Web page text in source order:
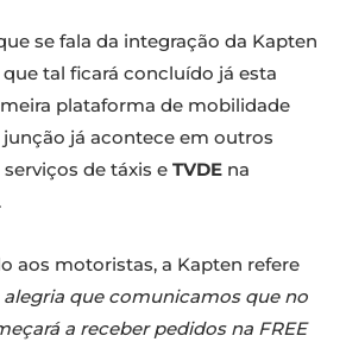
se fala da integração da Kapten
tal ficará concluído já esta
plataforma de mobilidade
já acontece em outros
de táxis e TVDE na
aos motoristas, a Kapten refere
alegria que comunicamos que no
a receber pedidos na FREE